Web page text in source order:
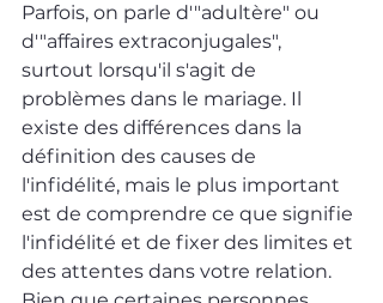
Parfois, on parle d'"adultère" ou
d'"affaires extraconjugales",
surtout lorsqu'il s'agit de
problèmes dans le mariage. Il
existe des différences dans la
définition des causes de
l'infidélité, mais le plus important
est de comprendre ce que signifie
l'infidélité et de fixer des limites et
des attentes dans votre relation.